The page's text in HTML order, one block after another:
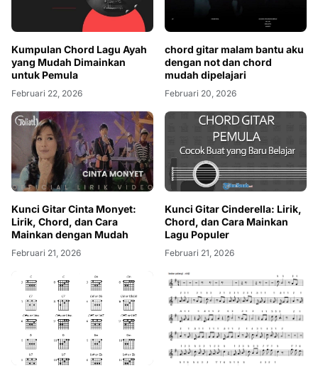
Kumpulan Chord Lagu Ayah
yang Mudah Dimainkan
untuk Pemula
Februari 22, 2026
chord gitar malam bantu aku
dengan not dan chord
mudah dipelajari
Februari 20, 2026
Kunci Gitar Cinta Monyet:
Lirik, Chord, dan Cara
Mainkan dengan Mudah
Februari 21, 2026
Kunci Gitar Cinderella: Lirik,
Chord, dan Cara Mainkan
Lagu Populer
Februari 21, 2026